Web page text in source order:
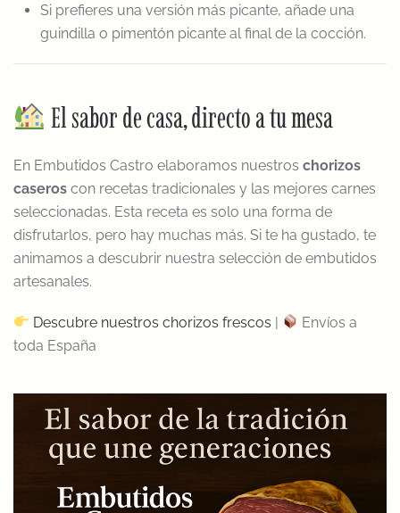
Si prefieres una versión más picante, añade una
guindilla o pimentón picante al final de la cocción.
El sabor de casa, directo a tu mesa
En Embutidos Castro elaboramos nuestros chorizos
caseros con recetas tradicionales y las mejores carnes
seleccionadas. Esta receta es solo una forma de
disfrutarlos, pero hay muchas más. Si te ha gustado, te
animamos a descubrir nuestra selección de embutidos
artesanales.
Descubre nuestros chorizos frescos |
Envíos a
toda España